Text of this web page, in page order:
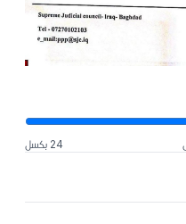
24 بكسل